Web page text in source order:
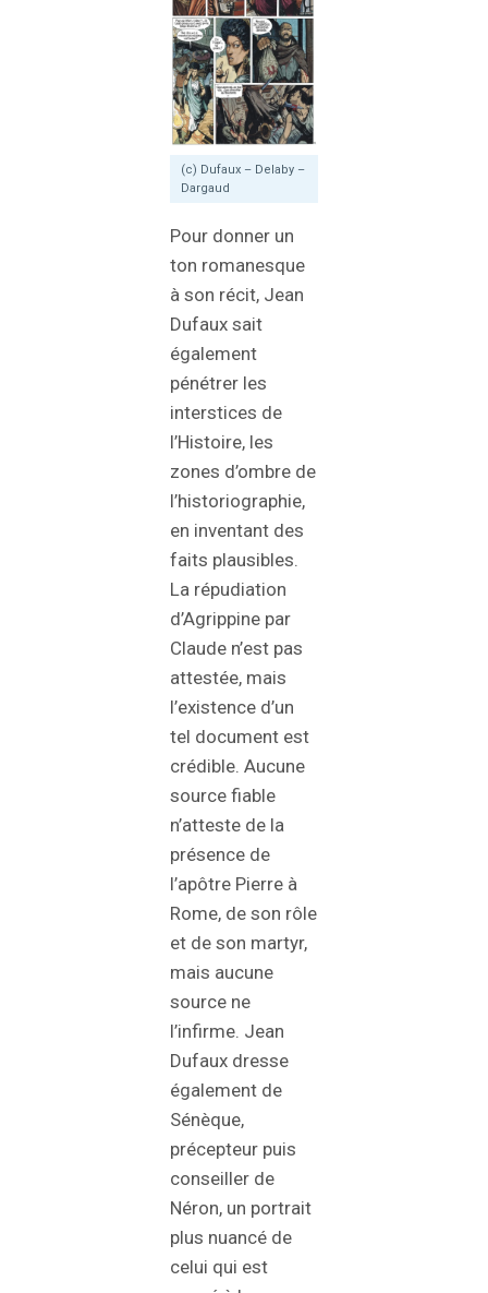
(c) Dufaux – Delaby –
Dargaud
Pour donner un
ton romanesque
à son récit, Jean
Dufaux sait
également
pénétrer les
interstices de
l’Histoire, les
zones d’ombre de
l’historiographie,
en inventant des
faits plausibles.
La répudiation
d’Agrippine par
Claude n’est pas
attestée, mais
l’existence d’un
tel document est
crédible. Aucune
source fiable
n’atteste de la
présence de
l’apôtre Pierre à
Rome, de son rôle
et de son martyr,
mais aucune
source ne
l’infirme. Jean
Dufaux dresse
également de
Sénèque,
précepteur puis
conseiller de
Néron, un portrait
plus nuancé de
celui qui est